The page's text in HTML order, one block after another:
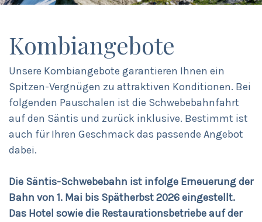
Kombiangebote
Unsere Kombiangebote garantieren Ihnen ein
Spitzen-Vergnügen zu attraktiven Konditionen. Bei
folgenden Pauschalen ist die Schwebebahnfahrt
auf den Säntis und zurück inklusive. Bestimmt ist
auch für Ihren Geschmack das passende Angebot
dabei.
Die Säntis-Schwebebahn ist infolge Erneuerung der
Bahn von 1. Mai bis Spätherbst 2026 eingestellt.
Das Hotel sowie die Restaurationsbetriebe auf der